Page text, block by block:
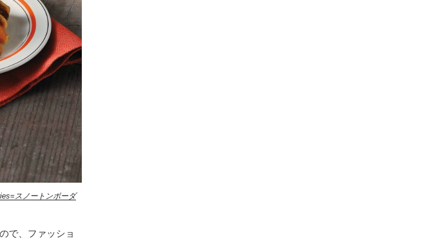
スノートンボーダ
で、ファッショ